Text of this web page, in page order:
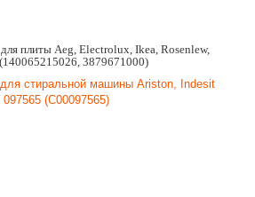
плиты Aeg, Electrolux, Ikea, Rosenlew,
3879671000)